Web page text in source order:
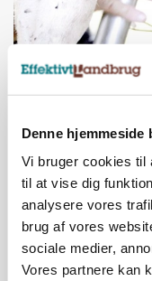
Denne hjemmeside
Vi bruger cookies til
til at vise dig
analysere vores
brug af vores
sociale medier,
Vores partnere kan
MARKED
BUSINESS
Fra mark til mur:
marked for